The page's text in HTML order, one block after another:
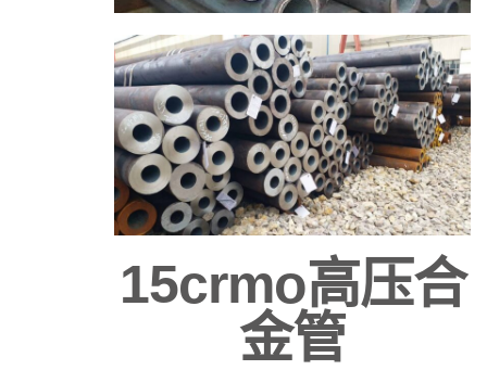
15crmo高压合
金管